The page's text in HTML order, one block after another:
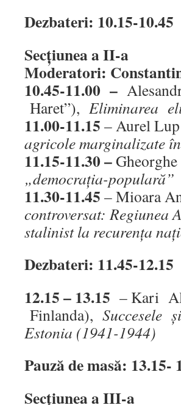
Dezbateri: 10.15-10.45
Secţiunea a II-a
Moderatori:
10.45-11.00 –
Haret”), Eliminarea
11.00-11.15 – Aurel
agricole marginalizate
11.15-11.30 –
„democraţia-populară”
11.30-11.45 – Mioara
controversat: Regiunea
stalinist la recurenţa
Dezbateri: 11.45-12.15
12.15 – 13.15 – Kari
Finlanda), Succesele
Estonia (1941-1944)
Pauză de masă: 13.15-
Secţiunea a III-a